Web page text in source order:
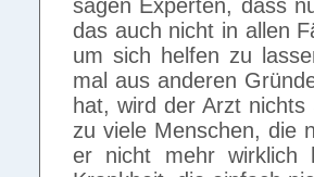
sagen Experten, dass
das auch nicht in allen
um sich helfen zu
mal aus anderen
hat, wird der Arzt
zu viele Menschen, die
er nicht mehr wirklich